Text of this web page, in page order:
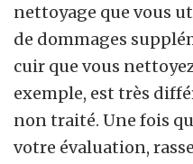
nettoyage que vous
de dommages
cuir que vous
exemple, est très
non traité. Une fois
votre évaluation,